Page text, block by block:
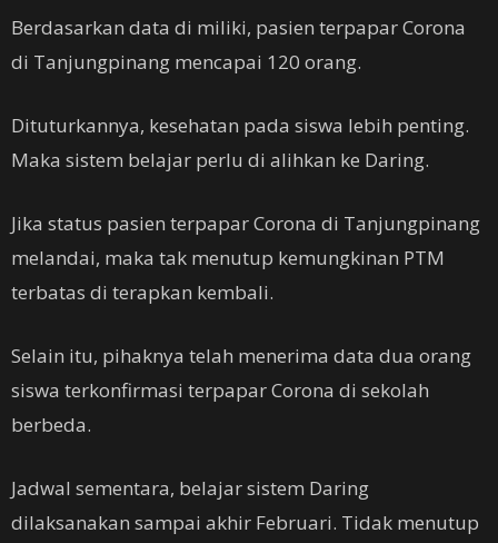
Berdasarkan data di miliki, pasien terpapar Corona
di Tanjungpinang mencapai 120 orang.
Dituturkannya, kesehatan pada siswa lebih penting.
Maka sistem belajar perlu di alihkan ke Daring.
Jika status pasien terpapar Corona di Tanjungpinang
melandai, maka tak menutup kemungkinan PTM
terbatas di terapkan kembali.
Selain itu, pihaknya telah menerima data dua orang
siswa terkonfirmasi terpapar Corona di sekolah
berbeda.
Jadwal sementara, belajar sistem Daring
dilaksanakan sampai akhir Februari. Tidak menutup